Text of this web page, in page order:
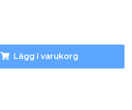
Lägg i varukorg